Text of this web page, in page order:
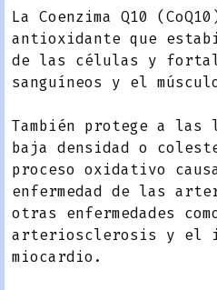
La Coenzima Q10
antioxidante que
de las células y
sanguíneos y el
También protege a las
baja densidad o
proceso oxidativo
enfermedad de las
otras enfermedades
arteriosclerosis y el
miocardio.